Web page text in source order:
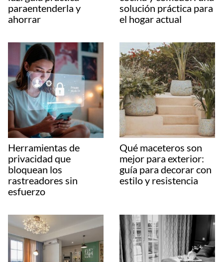
paraentenderla y
ahorrar
solución práctica para
el hogar actual
Herramientas de
privacidad que
bloquean los
rastreadores sin
esfuerzo
Qué maceteros son
mejor para exterior:
guía para decorar con
estilo y resistencia